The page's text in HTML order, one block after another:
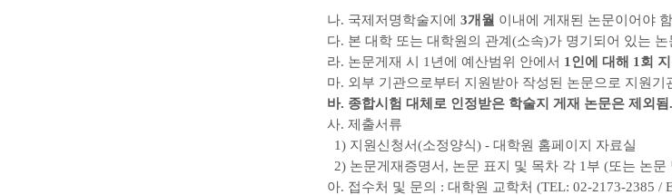
나. 국제저명학술지에 3개월 이내에 게재된 논문이어야
다. 본 대학 또는 대학원의 관계(소속)가 명기되어 있는 논
라. 논문게재 시 1년에 예산범위 안에서 1인에 대해 1회
마. 외부 기관으로부터 지원받아 작성된 논문으로 지원
바. 종합시험 대체로 인정받은 학술지 게재 논문은 제외됨.
사. 제출서류
1) 지원신청서(소정양식) - 대학원 홈페이지 자료실
2) 논문게재증명서, 논문 표지 및 목차 각 1부 (또는 논문
아. 접수처 및 문의 : 대학원 교학처 (TEL: 02-2173-2385 /